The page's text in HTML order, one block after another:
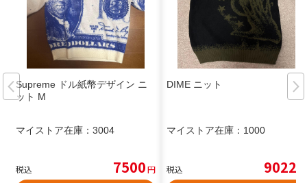
Supreme ドル紙幣デザイン ニ
ット M
マイストア在庫： 3004
税込 7500円
DIME ニット
マイストア在庫： 1000
税込 9022